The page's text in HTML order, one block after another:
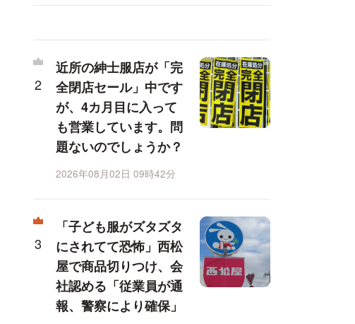
近所の紳士服店が「完
全閉店セール」中です
が、4カ月目に入って
も営業しています。問
題ないのでしょうか？
2026年08月02日 09時42分
「子ども服がズタズタ
にされてて恐怖」西松
屋で商品切りつけ、会
社認める「従業員が通
報、警察により確保」